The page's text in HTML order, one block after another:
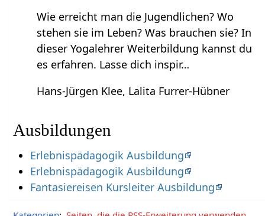
Wie erreicht man die Jugendlichen? Wo
stehen sie im Leben? Was brauchen sie? In
dieser Yogalehrer Weiterbildung kannst du
es erfahren. Lasse dich inspir…
Hans-Jürgen Klee, Lalita Furrer-Hübner
Ausbildungen
Erlebnispädagogik Ausbildung
Erlebnispädagogik Ausbildung
Fantasiereisen Kursleiter Ausbildung